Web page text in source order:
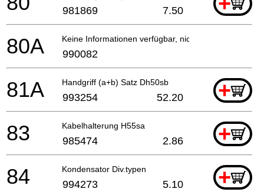
981869 7.50
Keine Informationen verfügbar, nicht bestellbar
80A 990082
Handgriff (a+b) Satz Dh50sb +
81A 993254 52.20
Kabelhalterung H55sa +
83 985474 2.86
Kondensator Div.typen +
84 994273 5.10